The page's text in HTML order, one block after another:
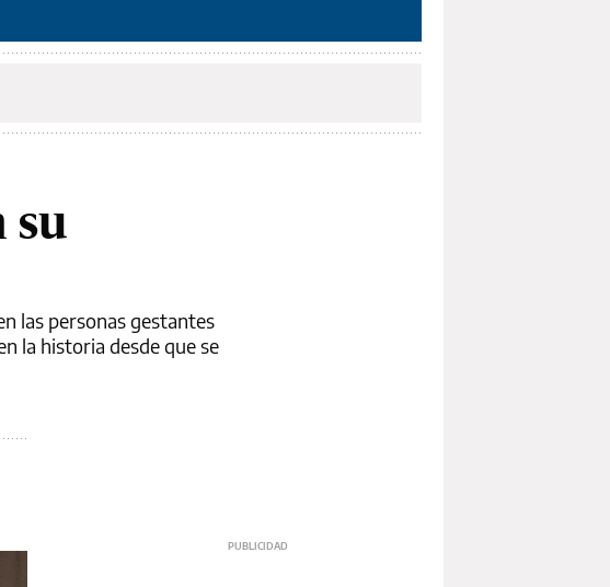
su
las personas gestantes
la historia desde que se